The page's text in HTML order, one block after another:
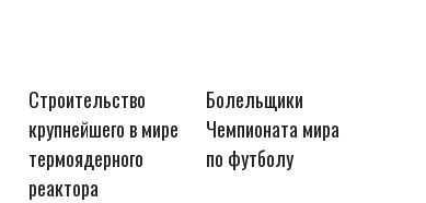
Строительство
крупнейшего в мире
термоядерного
реактора
Болельщики
Чемпионата мира
по футболу